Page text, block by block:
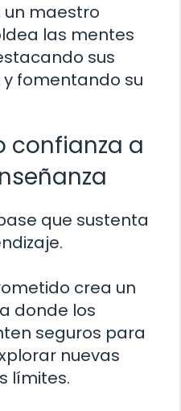
un maestro
las mentes
sus
fomentando su
confianza a
que sustenta
crea un
donde los
seguros para
nuevas
límites.